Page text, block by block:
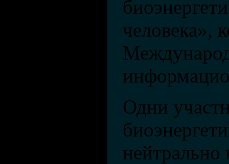
человека»,
Одни